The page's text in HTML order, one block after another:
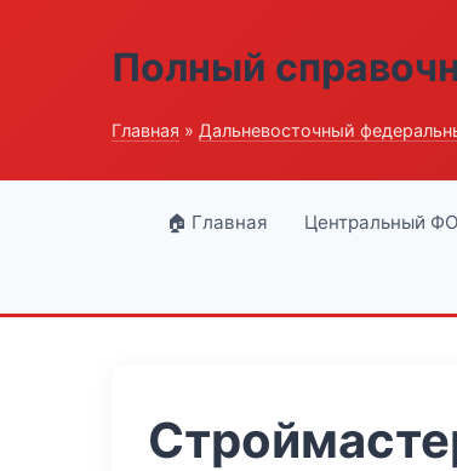
Полный
Главная » Дальневосточный
🏠 Главная Центральный ФО